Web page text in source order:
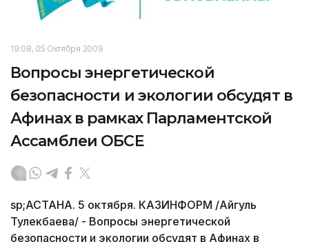
19:08, 05 Октября 2009
Вопросы энергетической
безопасности и экологии обсудят в
Афинах в рамках Парламентской
Ассамблеи ОБСЕ
sp;АСТАНА. 5 октября. КАЗИНФОРМ /Айгуль
Тулекбаева/ - Вопросы энергетической
безопасности и экологии обсудят в Афинах в